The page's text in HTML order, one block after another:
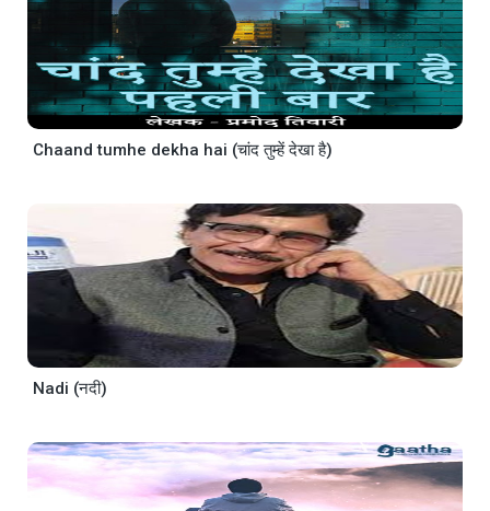
Chaand tumhe dekha hai (चांद तुम्हें देखा है)
Nadi (नदी)